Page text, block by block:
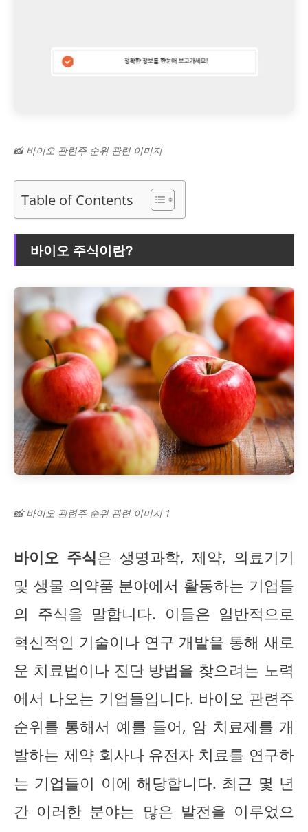
📸 바이오 관련주 순위 관련 이미지
Table of Contents
바이오 주식이란?
📸 바이오 관련주 순위 관련 이미지 1
바이오 주식은 생명과학, 제약, 의료기기
및 생물 의약품 분야에서 활동하는 기업들
의 주식을 말합니다. 이들은 일반적으로
혁신적인 기술이나 연구 개발을 통해 새로
운 치료법이나 진단 방법을 찾으려는 노력
에서 나오는 기업들입니다. 바이오 관련주
순위를 통해서 예를 들어, 암 치료제를 개
발하는 제약 회사나 유전자 치료를 연구하
는 기업들이 이에 해당합니다. 최근 몇 년
간 이러한 분야는 많은 발전을 이루었으